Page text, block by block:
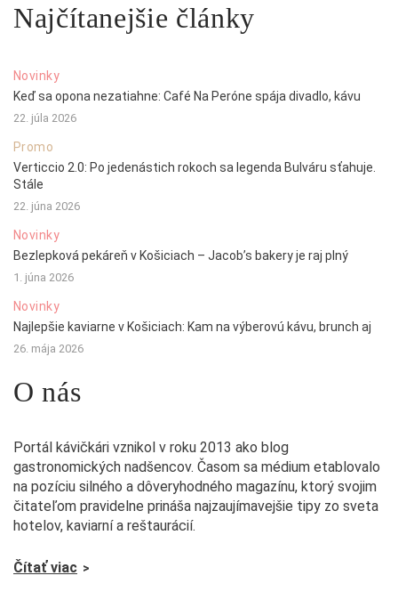
Najčítanejšie články
Novinky
Keď sa opona nezatiahne: Café Na Peróne spája divadlo, kávu
22. júla 2026
Promo
Verticcio 2.0: Po jedenástich rokoch sa legenda Bulváru sťahuje.
Stále
22. júna 2026
Novinky
Bezlepková pekáreň v Košiciach – Jacob’s bakery je raj plný
1. júna 2026
Novinky
Najlepšie kaviarne v Košiciach: Kam na výberovú kávu, brunch aj
26. mája 2026
O nás
Portál kávičkári vznikol v roku 2013 ako blog
gastronomických nadšencov. Časom sa médium etablovalo
na pozíciu silného a dôveryhodného magazínu, ktorý svojim
čitateľom pravidelne prináša najzaujímavejšie tipy zo sveta
hotelov, kaviarní a reštaurácií.
Čítať viac